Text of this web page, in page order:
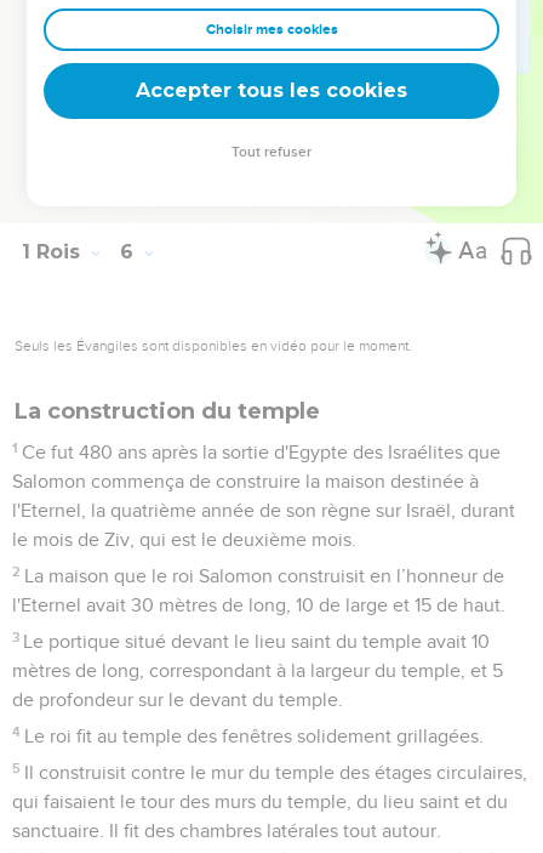
désignés par Salomon comme responsables des travaux et
chargés de surveiller les ouvriers.
Le roi ordonna d'extraire de grandes et magnifiques pierres
de taille pour les fondations du temple.
Les ouvriers de Salomon, ceux de Hiram et les artisans de
1 Rois 6
Seuls les Évangiles sont disponibles en vidéo pour le moment.
La construction du temple
1 Ce fut 480 ans après la sortie d'Egypte des Israélites que
Salomon commença de construire la maison destinée à
l'Eternel, la quatrième année de son règne sur Israël, durant
le mois de Ziv, qui est le deuxième mois.
2 La maison que le roi Salomon construisit en l’honneur de
l'Eternel avait 30 mètres de long, 10 de large et 15 de haut.
3 Le portique situé devant le lieu saint du temple avait 10
mètres de long, correspondant à la largeur du temple, et 5
de profondeur sur le devant du temple.
4 Le roi fit au temple des fenêtres solidement grillagées.
5 Il construisit contre le mur du temple des étages circulaires,
qui faisaient le tour des murs du temple, du lieu saint et du
sanctuaire. Il fit des chambres latérales tout autour.
Choisir mes cookies
Accepter tous les cookies
Tout refuser